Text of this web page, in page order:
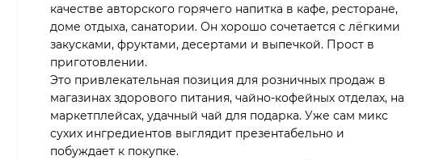
качестве авторского горячего напитка в кафе, ресторане,
доме отдыха, санатории. Он хорошо сочетается с лёгкими
закусками, фруктами, десертами и выпечкой. Прост в
приготовлении.
Это привлекательная позиция для розничных продаж в
магазинах здорового питания, чайно-кофейных отделах, на
маркетплейсах, удачный чай для подарка. Уже сам микс
сухих ингредиентов выглядит презентабельно и
побуждает к покупке.